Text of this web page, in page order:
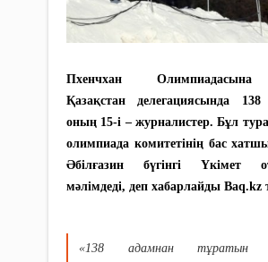
Пxенчxан
Қазақстан делегациясында
оның 15-і – журналистер. Бұл
олимпиада комитетінің бас
Әбілғазин бүгінгі Үкімет
мәлімдеді, деп xабарлайды Baq.kz
«138 адамнан тұратын